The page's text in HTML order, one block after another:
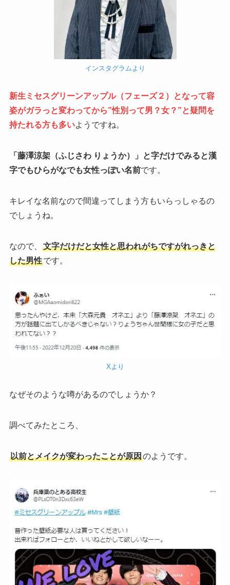
インスタグラムより
新生ミセスグリーンアップル（フェーズ２）となって容
姿がガラっと変わってから”性別って男？女？”と疑問を
持たれる方も多いようですね。
「藤澤涼架（ふじさわ りょうか）」と字だけでみると漢
字でもひらがなでも女性っぽい名前です。
キレイな名前なので間違ってしまう方もいらっしゃるの
でしょうね。
なので、
文字だけだと女性と思われがちですがれっきと
した男性です。
Xより
なぜそのような噂があるのでしょうか？
調べてみたところ、
以前とメイクが変わったことが原因のようです。